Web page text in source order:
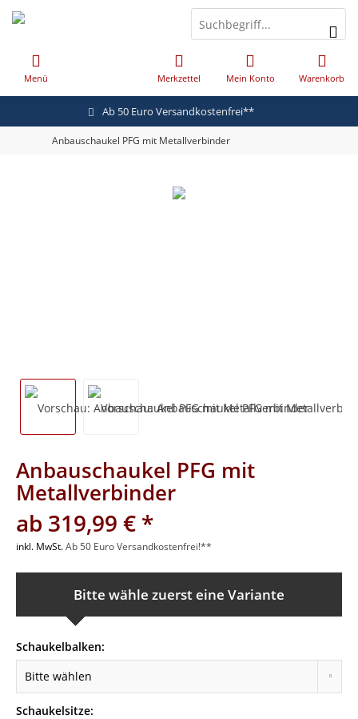
Ab 50 Euro Versandkostenfrei**
Menü Warenkorb
Merkzettel Mein Konto
Anbauschaukel PFG mit Metallverbinder
Anbauschaukel PFG mit
Metallverbinder
ab 319,99 € *
inkl. MwSt.Ab 50 Euro Versandkostenfrei!**
Bitte wähle zuerst eine Variante
Schaukelbalken:
Schaukelsitze: